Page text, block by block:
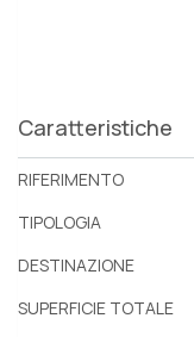
Caratteristiche
RIFERIMENTO
TIPOLOGIA
DESTINAZIONE
SUPERFICIE TOTALE